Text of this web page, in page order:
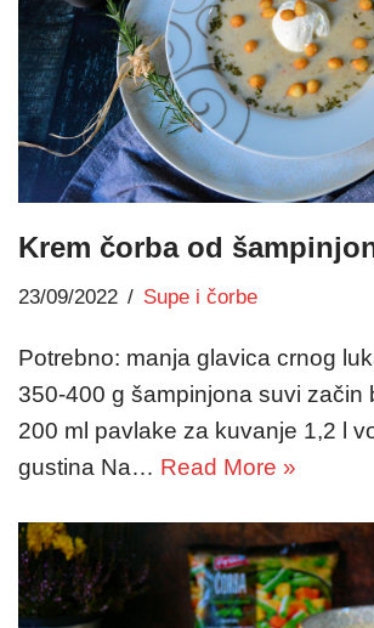
Krem čorba od
23/09/2022 Supe i čorbe
Potrebno: manja glavica crnog
350-400 g šampinjona suvi začin
200 ml pavlake za kuvanje 1,2 l
gustina Na… Read More »